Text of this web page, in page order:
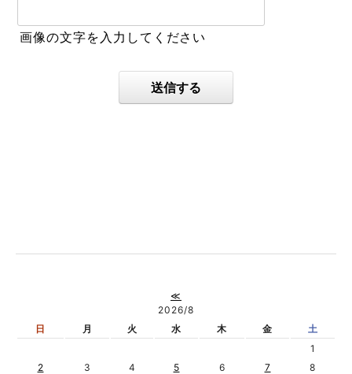
画像の文字を入力してください
送信する
≪
2026/8
日
月 火 水 木 金
土
1
2
3 4 5 6 7
8